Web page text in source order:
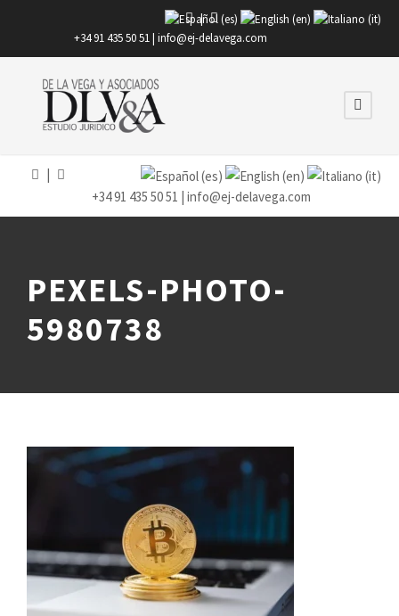
|
+34 91 435 50 51 | info@ej-delavega.com
+34 91 435 50 51 | info@ej-delavega.com
PEXELS-PHOTO-
5980738